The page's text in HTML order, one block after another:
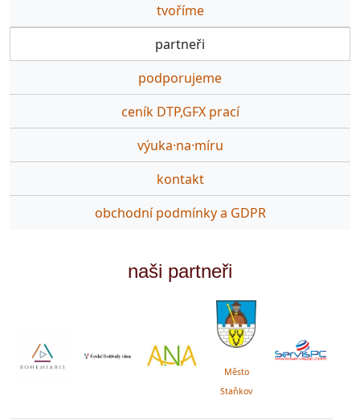
tvoříme
partneři
podporujeme
ceník DTP,GFX prací
výuka·na·míru
kontakt
obchodní podmínky a GDPR
naši partneři
Město
Staňkov